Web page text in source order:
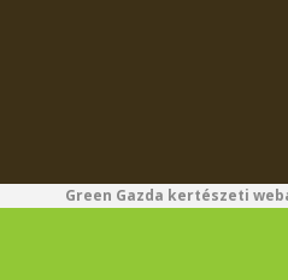
Green Gazda kertészeti